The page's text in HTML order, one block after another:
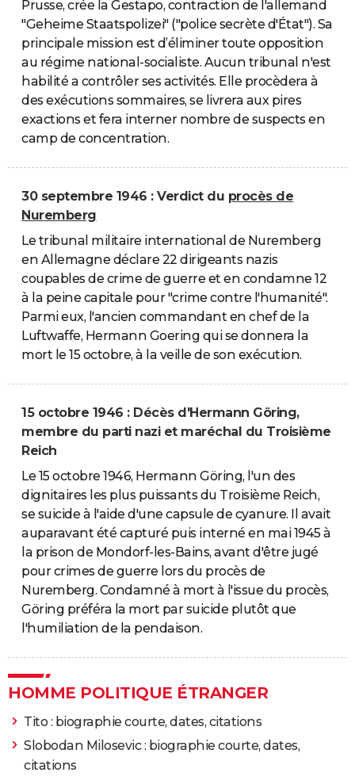
Prusse, crée la Gestapo, contraction de l'allemand
"Geheime Staatspolizei" ("police secrète d'État"). Sa
principale mission est d’éliminer toute opposition
au régime national-socialiste. Aucun tribunal n'est
habilité a contrôler ses activités. Elle procèdera à
des exécutions sommaires, se livrera aux pires
exactions et fera interner nombre de suspects en
camp de concentration.
30 septembre 1946 : Verdict du procès de
Nuremberg
Le tribunal militaire international de Nuremberg
en Allemagne déclare 22 dirigeants nazis
coupables de crime de guerre et en condamne 12
à la peine capitale pour "crime contre l'humanité".
Parmi eux, l'ancien commandant en chef de la
Luftwaffe, Hermann Goering qui se donnera la
mort le 15 octobre, à la veille de son exécution.
15 octobre 1946 : Décès d'Hermann Göring,
membre du parti nazi et maréchal du Troisième
Reich
Le 15 octobre 1946, Hermann Göring, l'un des
dignitaires les plus puissants du Troisième Reich,
se suicide à l'aide d'une capsule de cyanure. Il avait
auparavant été capturé puis interné en mai 1945 à
la prison de Mondorf-les-Bains, avant d'être jugé
pour crimes de guerre lors du procès de
Nuremberg. Condamné à mort à l'issue du procès,
Göring préféra la mort par suicide plutôt que
l'humiliation de la pendaison.
HOMME POLITIQUE ÉTRANGER
Tito : biographie courte, dates, citations
Slobodan Milosevic : biographie courte, dates,
citations